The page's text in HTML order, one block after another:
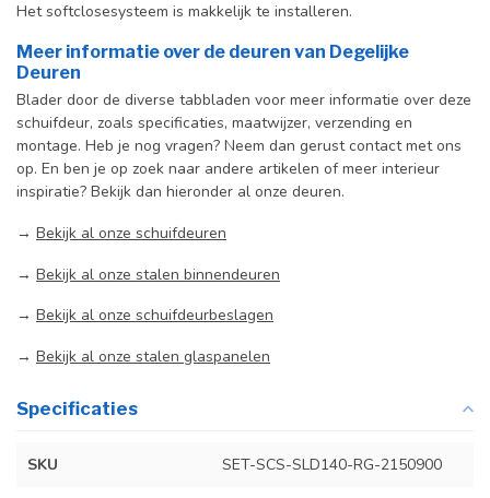
Het softclosesysteem is makkelijk te installeren.
Meer informatie over de deuren van Degelijke
Deuren
Blader door de diverse tabbladen voor meer informatie over deze
schuifdeur, zoals specificaties, maatwijzer, verzending en
montage. Heb je nog vragen? Neem dan gerust contact met ons
op. En ben je op zoek naar andere artikelen of meer interieur
inspiratie? Bekijk dan hieronder al onze deuren.
→ Bekijk al onze schuifdeuren
→ Bekijk al onze stalen binnendeuren
→ Bekijk al onze schuifdeurbeslagen
→ Bekijk al onze stalen glaspanelen
Specificaties
SKU SET-SCS-SLD140-RG-2150900